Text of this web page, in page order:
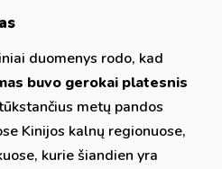
duomenys rodo, kad
buvo gerokai platesnis
metų pandos
Kinijos kalnų regionuose,
kurie šiandien yra